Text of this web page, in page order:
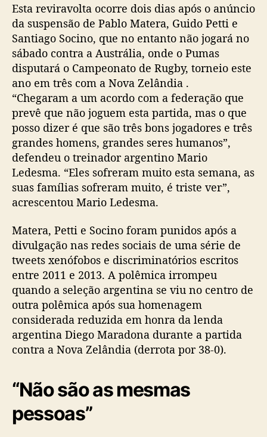
Esta reviravolta ocorre dois dias após o anúncio
da suspensão de Pablo Matera, Guido Petti e
Santiago Socino, que no entanto não jogará no
sábado contra a Austrália, onde o Pumas
disputará o Campeonato de Rugby, torneio este
ano em três com a Nova Zelândia .
“Chegaram a um acordo com a federação que
prevê que não joguem esta partida, mas o que
posso dizer é que são três bons jogadores e três
grandes homens, grandes seres humanos”,
defendeu o treinador argentino Mario
Ledesma. “Eles sofreram muito esta semana, as
suas famílias sofreram muito, é triste ver”,
acrescentou Mario Ledesma.
Matera, Petti e Socino foram punidos após a
divulgação nas redes sociais de uma série de
tweets xenófobos e discriminatórios escritos
entre 2011 e 2013. A polêmica irrompeu
quando a seleção argentina se viu no centro de
outra polêmica após sua homenagem
considerada reduzida em honra da lenda
argentina Diego Maradona durante a partida
contra a Nova Zelândia (derrota por 38-0).
“Não são as mesmas
pessoas”